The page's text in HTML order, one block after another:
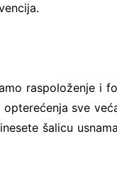
raspoloženje i
sve
šalicu